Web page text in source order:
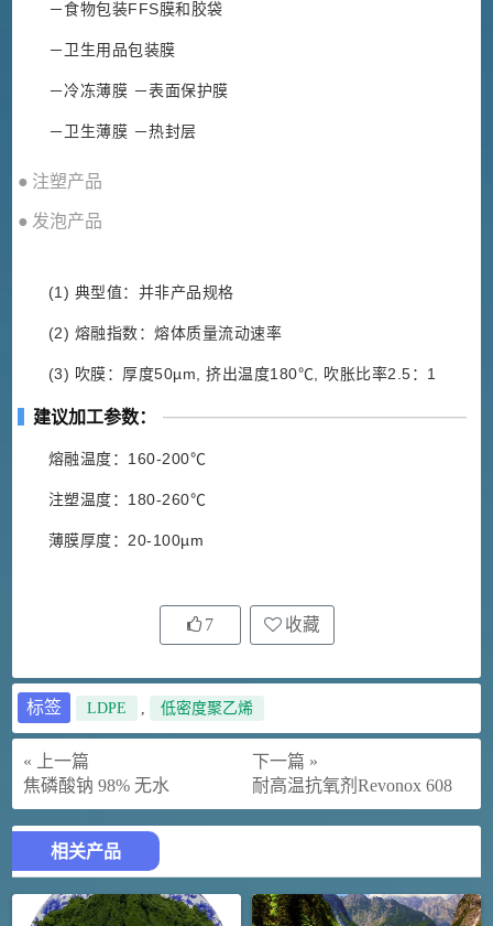
－食物包装FFS膜和胶袋
－卫生用品包装膜
－冷冻薄膜 －表面保护膜
－卫生薄膜 －热封层
● 注塑产品
● 发泡产品
(1) 典型值：并非产品规格
(2) 熔融指数：熔体质量流动速率
(3) 吹膜：厚度50µm, 挤出温度180℃, 吹胀比率2.5：1
建议加工参数：
熔融温度：160-200℃
注塑温度：180-260℃
薄膜厚度：20-100µm
7 收藏
标签 LDPE , 低密度聚乙烯
« 上一篇
焦磷酸钠 98% 无水
下一篇 »
耐高温抗氧剂Revonox 608
相关产品